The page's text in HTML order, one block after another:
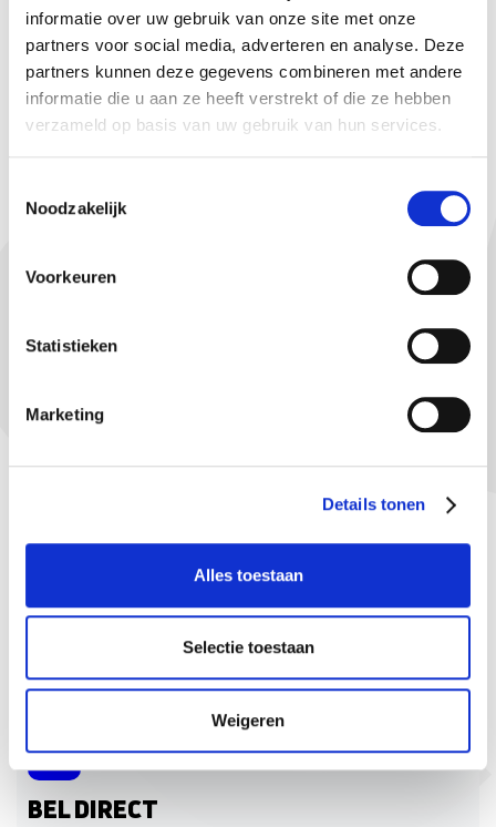
informatie over uw gebruik van onze site met onze
partners voor social media, adverteren en analyse. Deze
partners kunnen deze gegevens combineren met andere
informatie die u aan ze heeft verstrekt of die ze hebben
verzameld op basis van uw gebruik van hun services.
Noodzakelijk
Voorkeuren
Statistieken
Marketing
Details tonen
Alles toestaan
Selectie toestaan
Weigeren
van onze samenwerking. Zo ben je altijd verzekerd van
passend financieel advies.
Heb je vragen? Neem dan gerust contact met ons op. We
kijken ernaar uit om in deze nieuwe situatie een
PENSIOEN
BEKIJK ONZE ANDERE VESTIGINGEN
BEL DIRECT